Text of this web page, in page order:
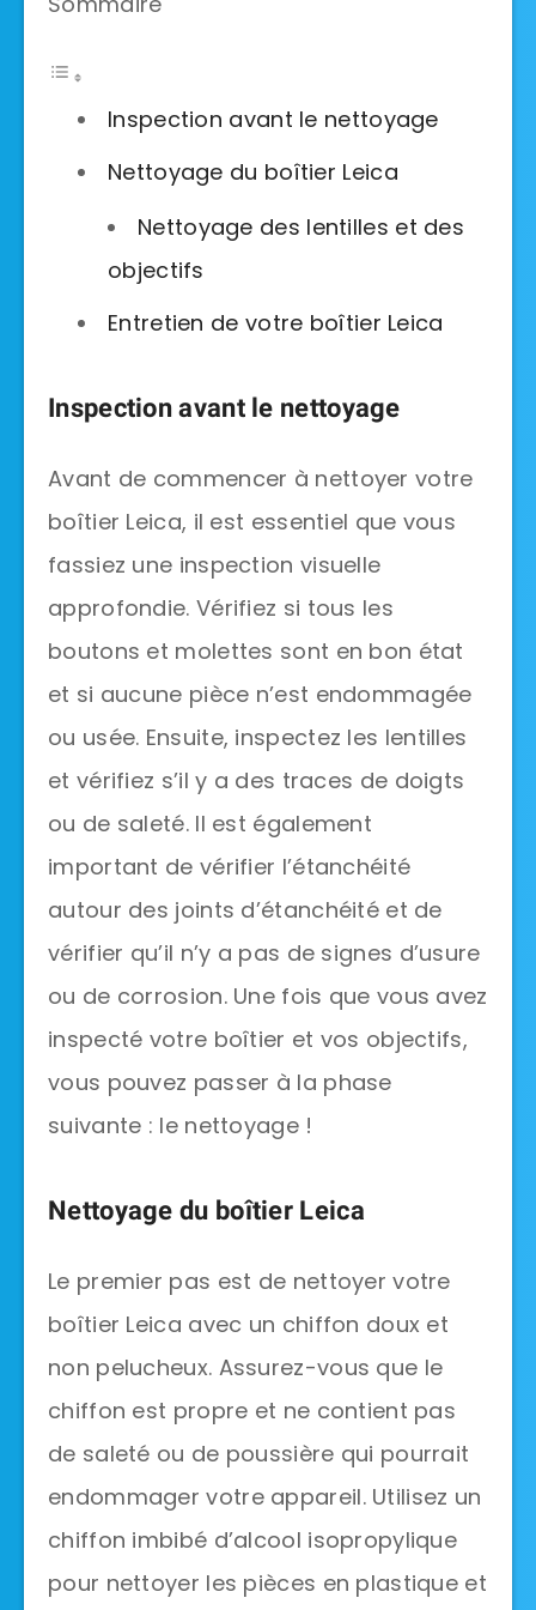
Inspection avant le nettoyage
Nettoyage du boîtier Leica
Nettoyage des lentilles et des
objectifs
Entretien de votre boîtier Leica
Inspection avant le nettoyage
Avant de commencer à nettoyer votre
boîtier Leica, il est essentiel que vous
fassiez une inspection visuelle
approfondie. Vérifiez si tous les
boutons et molettes sont en bon état
et si aucune pièce n’est endommagée
ou usée. Ensuite, inspectez les lentilles
et vérifiez s’il y a des traces de doigts
ou de saleté. Il est également
important de vérifier l’étanchéité
autour des joints d’étanchéité et de
vérifier qu’il n’y a pas de signes d’usure
ou de corrosion. Une fois que vous avez
inspecté votre boîtier et vos objectifs,
vous pouvez passer à la phase
suivante : le nettoyage !
Nettoyage du boîtier Leica
Le premier pas est de nettoyer votre
boîtier Leica avec un chiffon doux et
non pelucheux. Assurez-vous que le
chiffon est propre et ne contient pas
de saleté ou de poussière qui pourrait
endommager votre appareil. Utilisez un
chiffon imbibé d’alcool isopropylique
pour nettoyer les pièces en plastique et